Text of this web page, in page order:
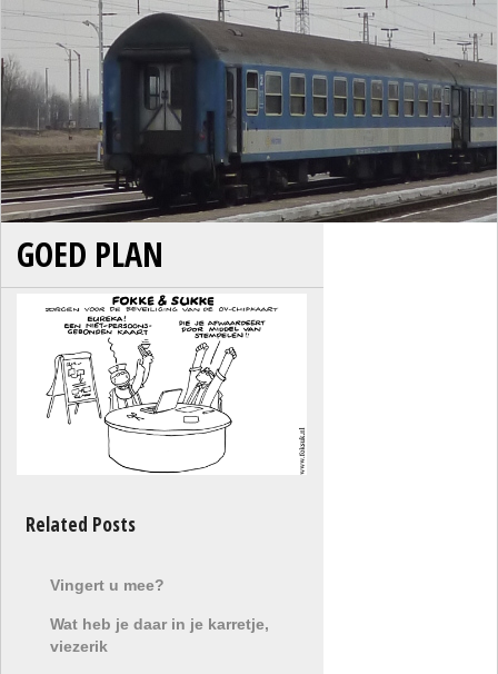
GOED PLAN
Related Posts
Vingert u mee?
Wat heb je daar in je karretje,
viezerik